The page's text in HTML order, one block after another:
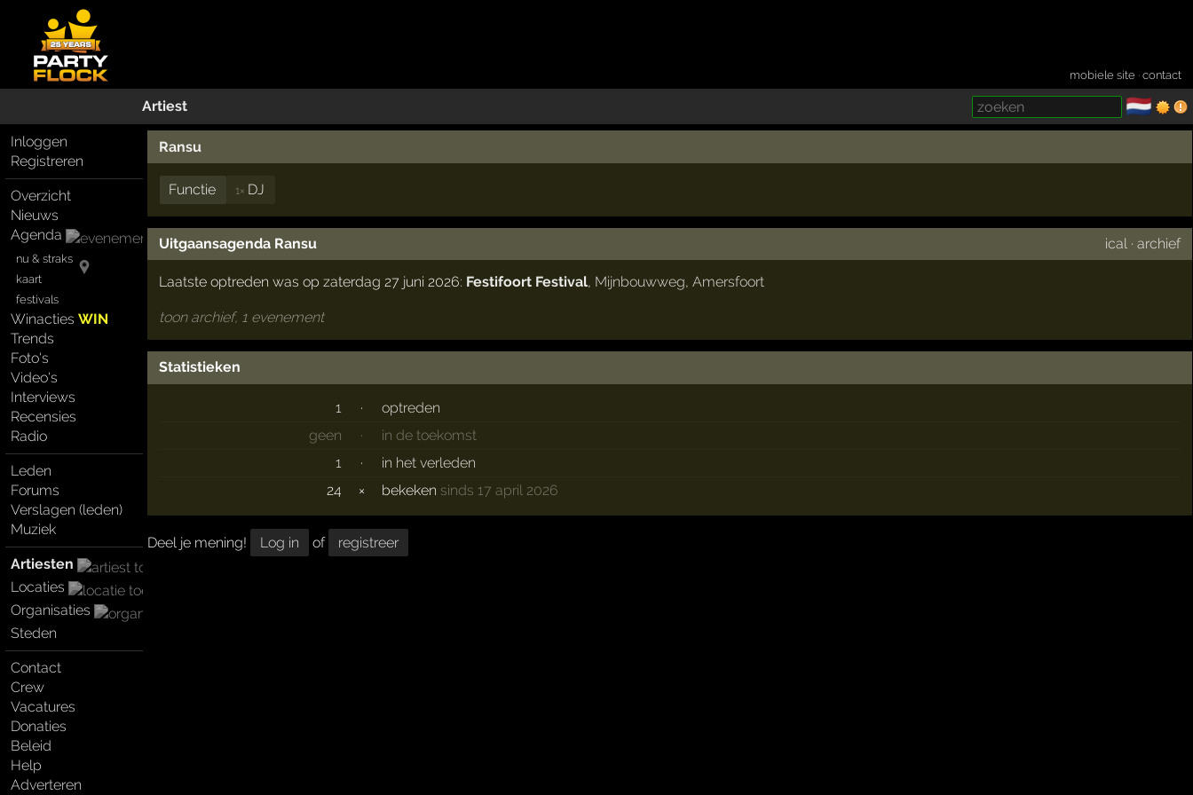
mobiele site ·contact
Artiest 🇳🇱
Inloggen
Registreren
Overzicht
Nieuws
Agenda
nu & straks
kaart
festivals
WinactiesWIN
Trends
Foto's
Video's
Interviews
Recensies
Radio
Leden
Forums
Verslagen (leden)
Muziek
Artiesten
Locaties
Organisaties
Steden
Contact
Crew
Vacatures
Donaties
Beleid
Help
Adverteren
Ransu
Functie 1× DJ
Uitgaansagenda Ransu ical ·archief
Laatste optreden was op zaterdag 27 juni 2026: Festifoort Festival, Mijnbouwweg, Amersfoort
toon archief, 1 evenement
Statistieken
1 ·
optreden
geen
·
in de toekomst
1
·
in het verleden
24
× bekeken sinds 17 april 2026
Deel je mening! Log in of registreer